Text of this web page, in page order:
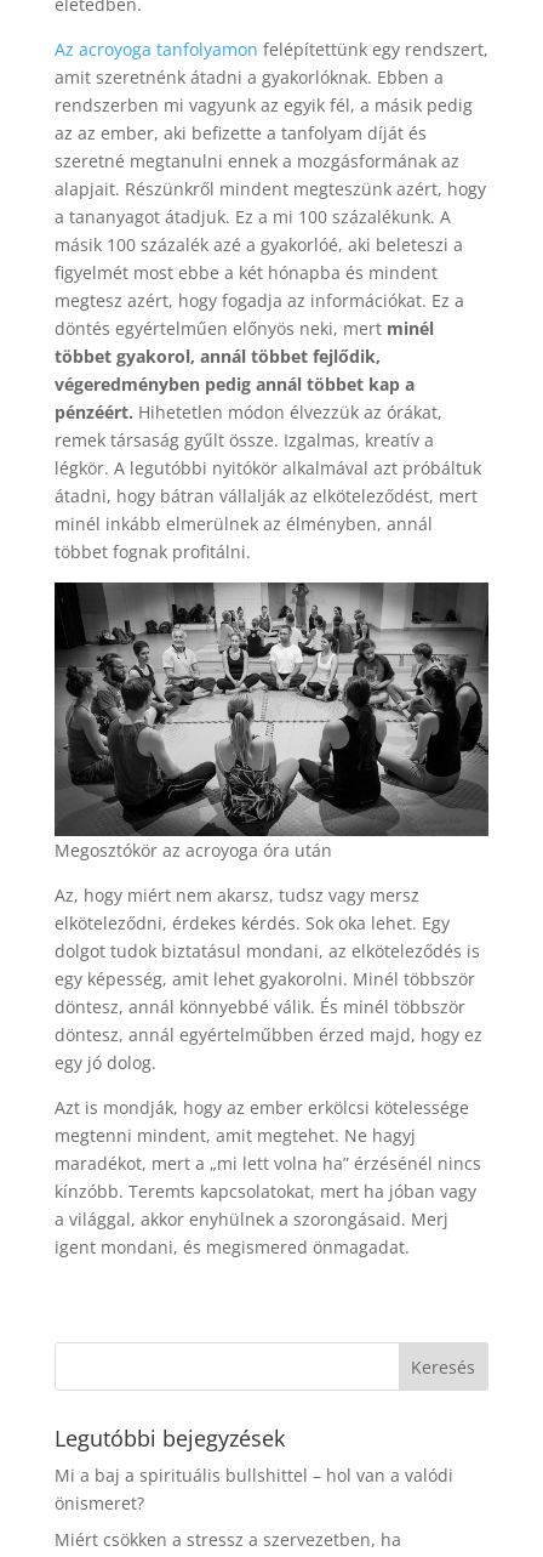
Az acroyoga tanfolyamon felépítettünk egy rendszert,
amit szeretnénk átadni a gyakorlóknak. Ebben a
rendszerben mi vagyunk az egyik fél, a másik pedig
az az ember, aki befizette a tanfolyam díját és
szeretné megtanulni ennek a mozgásformának az
alapjait. Részünkről mindent megteszünk azért, hogy
a tananyagot átadjuk. Ez a mi 100 százalékunk. A
másik 100 százalék azé a gyakorlóé, aki beleteszi a
figyelmét most ebbe a két hónapba és mindent
megtesz azért, hogy fogadja az információkat. Ez a
döntés egyértelműen előnyös neki, mert minél
többet gyakorol, annál többet fejlődik,
végeredményben pedig annál többet kap a
pénzéért. Hihetetlen módon élvezzük az órákat,
remek társaság gyűlt össze. Izgalmas, kreatív a
légkör. A legutóbbi nyitókör alkalmával azt próbáltuk
átadni, hogy bátran vállalják az elköteleződést, mert
minél inkább elmerülnek az élményben, annál
többet fognak profitálni.
Megosztókör az acroyoga óra után
Az, hogy miért nem akarsz, tudsz vagy mersz
elköteleződni, érdekes kérdés. Sok oka lehet. Egy
dolgot tudok biztatásul mondani, az elköteleződés is
egy képesség, amit lehet gyakorolni. Minél többször
döntesz, annál könnyebbé válik. És minél többször
döntesz, annál egyértelműbben érzed majd, hogy ez
egy jó dolog.
Azt is mondják, hogy az ember erkölcsi kötelessége
megtenni mindent, amit megtehet. Ne hagyj
maradékot, mert a „mi lett volna ha” érzésénél nincs
kínzóbb. Teremts kapcsolatokat, mert ha jóban vagy
a világgal, akkor enyhülnek a szorongásaid. Merj
igent mondani, és megismered önmagadat.
Legutóbbi bejegyzések
Mi a baj a spirituális bullshittel – hol van a valódi
önismeret?
Miért csökken a stressz a szervezetben, ha